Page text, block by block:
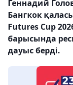
Геннадий
Бангкок
Futures Cup
барысында
дауыс берді.